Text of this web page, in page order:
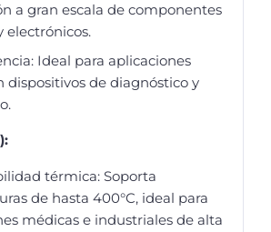
a gran escala de componentes
electrónicos.
Ideal para aplicaciones
dispositivos de diagnóstico y
térmica: Soporta
de hasta 400°C, ideal para
médicas e industriales de alta